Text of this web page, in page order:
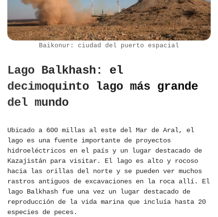
Baikonur: ciudad del puerto espacial
Lago Balkhash: el
decimoquinto lago más grande
del mundo
Ubicado a 600 millas al este del Mar de Aral, el
lago es una fuente importante de proyectos
hidroeléctricos en el país y un lugar destacado de
Kazajistán para visitar. El lago es alto y rocoso
hacia las orillas del norte y se pueden ver muchos
rastros antiguos de excavaciones en la roca allí. El
lago Balkhash fue una vez un lugar destacado de
reproducción de la vida marina que incluía hasta 20
especies de peces.